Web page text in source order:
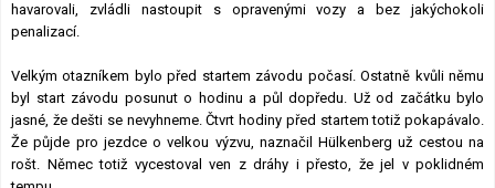
havarovali, zvládli nastoupit s opravenými vozy a bez jakýchokoli
penalizací.
Velkým otazníkem bylo před startem závodu počasí. Ostatně kvůli němu
byl start závodu posunut o hodinu a půl dopředu. Už od začátku bylo
jasné, že dešti se nevyhneme. Čtvrt hodiny před startem totiž pokapávalo.
Že půjde pro jezdce o velkou výzvu, naznačil Hülkenberg už cestou na
rošt. Němec totiž vycestoval ven z dráhy i přesto, že jel v poklidném